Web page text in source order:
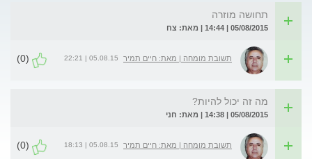
תחושה מוזרה
05/08/2015 | 14:44 | מאת: צח
תשובת מומחה | מאת: חיים תמיר 05.08.15 | 22:21
(0)
מה זה יכול להיות?
05/08/2015 | 14:38 | מאת: חני
תשובת מומחה | מאת: חיים תמיר 05.08.15 | 18:13
(0)